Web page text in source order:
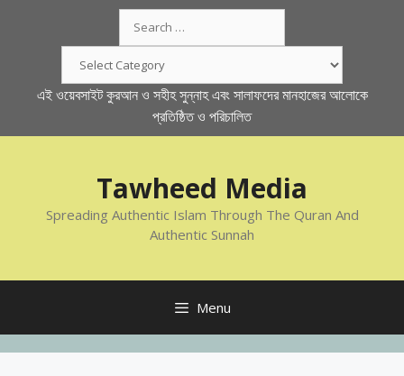
for:
এই ওয়েবসাইট কুরআন ও সহীহ সুন্নাহ এবং সালাফদের মানহাজের আলোকে
প্রতিষ্ঠিত ও পরিচালিত
Tawheed Media
Spreading Authentic Islam Through The Quran And
Authentic Sunnah
Menu